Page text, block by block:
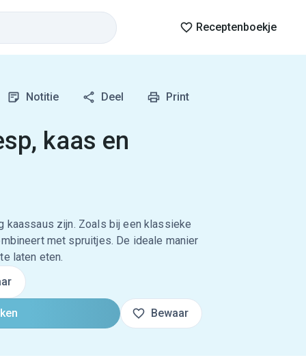
Receptenboekje
Notitie Deel Print
kaas en
kaassaus zijn. Zoals bij een klassieke
met spruitjes. De ideale manier
laten eten.
Bewaar